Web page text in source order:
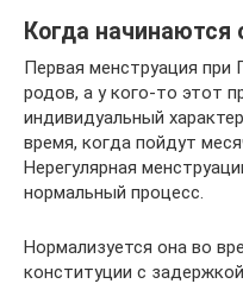
Когда начинаются
Первая менструация при
родов, а у кого-то этот
индивидуальный
время, когда пойдут
Нерегулярная
нормальный процесс.
Нормализуется она во
конституции с